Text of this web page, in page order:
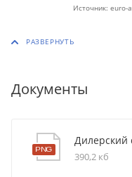
Источник:
Документы
Дилерский
390,2 кб